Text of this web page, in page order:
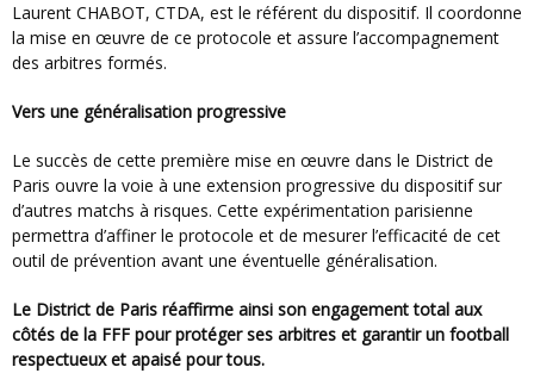
Laurent CHABOT, CTDA, est le référent du dispositif. Il coordonne
la mise en œuvre de ce protocole et assure l’accompagnement
des arbitres formés.
Vers une généralisation progressive
Le succès de cette première mise en œuvre dans le District de
Paris ouvre la voie à une extension progressive du dispositif sur
d’autres matchs à risques. Cette expérimentation parisienne
permettra d’affiner le protocole et de mesurer l’efficacité de cet
outil de prévention avant une éventuelle généralisation.
Le District de Paris réaffirme ainsi son engagement total aux
côtés de la FFF pour protéger ses arbitres et garantir un football
respectueux et apaisé pour tous.